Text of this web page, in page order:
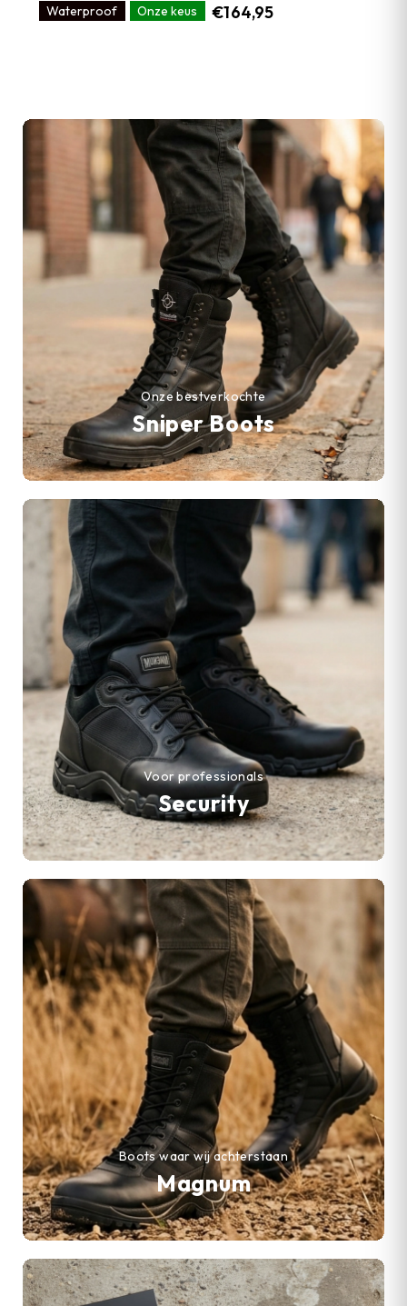
Waterproof Onze keus €164,95
Sniper Boots
Onze bestverkochte
Security
Voor professionals
Magnum
Boots waar wij achterstaan